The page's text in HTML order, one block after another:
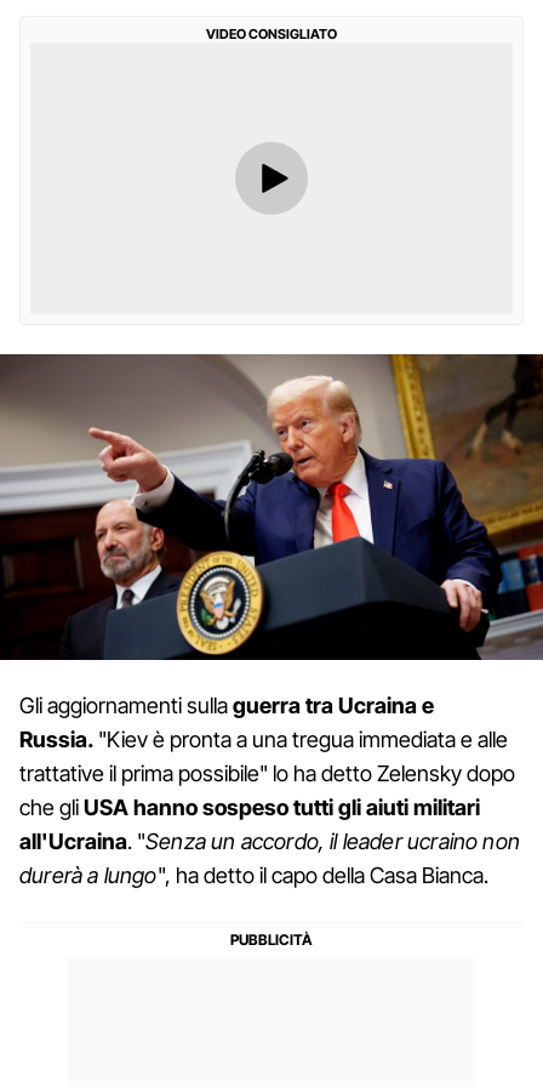
VIDEO CONSIGLIATO
Gli aggiornamenti sullaguerra tra Ucraina e
Russia. "Kiev è pronta a una tregua immediata e alle
trattative il prima possibile" lo ha detto Zelensky dopo
che gliUSA hanno sospeso tutti gli aiuti militari
all'Ucraina. "Senza un accordo, il leader ucraino non
durerà a lungo", ha detto il capo della Casa Bianca.